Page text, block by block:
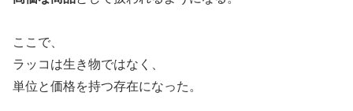
ここで、
ラッコは生き物ではなく、
単位と価格を持つ存在になった。